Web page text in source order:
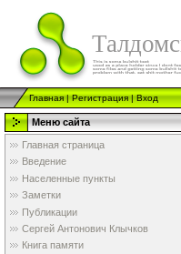
Главная|Регистрация|Вход
Меню сайта
Главная страница
Введение
Населенные пункты
Заметки
Публикации
Сергей Антонович Клычков
Книга памяти